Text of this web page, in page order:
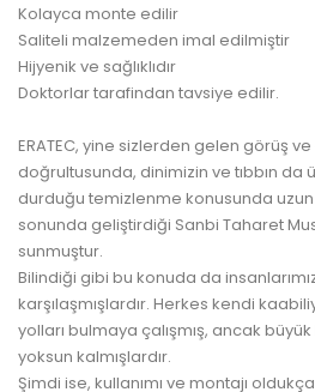
Kolayca monte edilir
Saliteli malzemeden imal edilmiştir
Hijyenik ve sağlıklıdır
Doktorlar tarafindan tavsiye edilir.
ERATEC, yine sizlerden gelen görüş
doğrultusunda, dinimizin ve tıbbın da
durduğu temizlenme konusunda uzun
sonunda geliştirdiği Sanbi Taharet
sunmuştur.
Bilindiği gibi bu konuda da insanlarımız
karşılaşmışlardır. Herkes kendi
yolları bulmaya çalışmış, ancak
yoksun kalmışlardır.
Şimdi ise, kullanımı ve montajı